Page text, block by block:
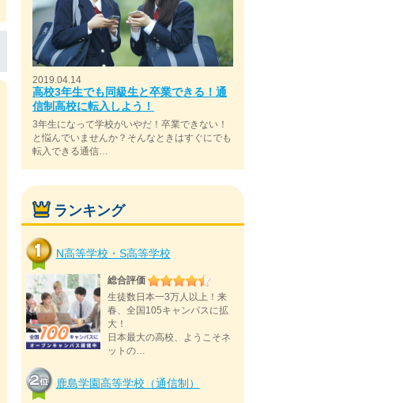
2019.04.14
高校3年生でも同級生と卒業できる！通
信制高校に転入しよう！
3年生になって学校がいやだ！卒業できない！
と悩んでいませんか？そんなときはすぐにでも
転入できる通信…
ランキング
N高等学校・S高等学校
総合評価
生徒数日本一3万人以上！来
春、全国105キャンパスに拡
大！
日本最大の高校、ようこそネ
ットの…
鹿島学園高等学校（通信制）